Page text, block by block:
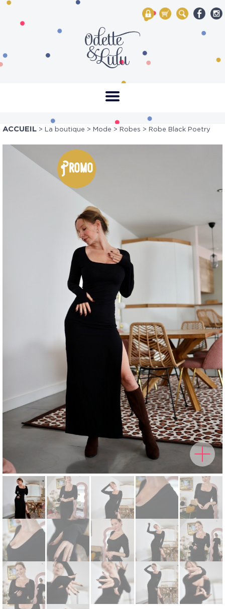
My Account
Mon panier
Rechercher
ACCUEIL > La boutique > Mode > Robes > Robe Black Poetry
Promo